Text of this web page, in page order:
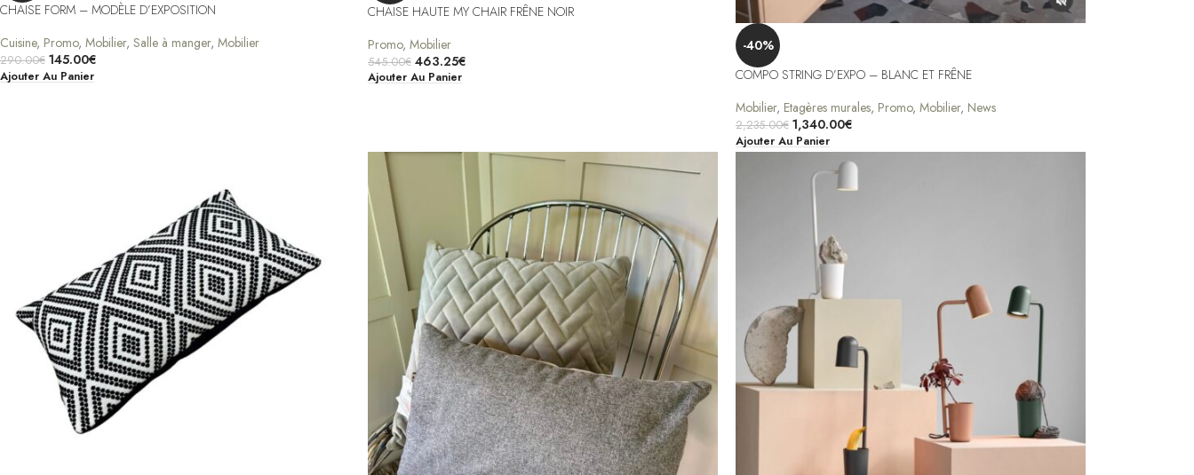
CHAISE FORM – MODÈLE D’EXPOSITION
Cuisine, Promo, Mobilier, Salle à manger, Mobilier
290.00€ 145.00€
Ajouter Au Panier
CHAISE HAUTE MY CHAIR FRÊNE NOIR
Promo, Mobilier
545.00€ 463.25€
Ajouter Au Panier
-40%
COMPO STRING D’EXPO – BLANC ET FRÊNE
Mobilier, Etagères murales, Promo, Mobilier, News
2,235.00€ 1,340.00€
Ajouter Au Panier